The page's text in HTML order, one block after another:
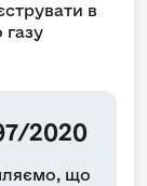
в
газу
2020
що